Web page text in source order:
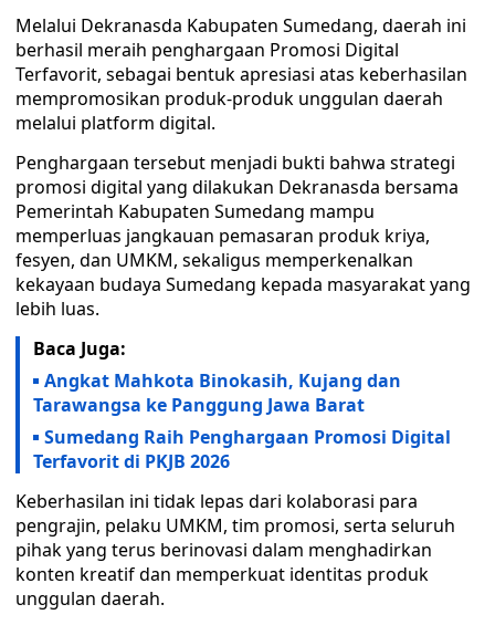
Melalui Dekranasda Kabupaten Sumedang, daerah ini
berhasil meraih penghargaan Promosi Digital
Terfavorit, sebagai bentuk apresiasi atas keberhasilan
mempromosikan produk-produk unggulan daerah
melalui platform digital.
Penghargaan tersebut menjadi bukti bahwa strategi
promosi digital yang dilakukan Dekranasda bersama
Pemerintah Kabupaten Sumedang mampu
memperluas jangkauan pemasaran produk kriya,
fesyen, dan UMKM, sekaligus memperkenalkan
kekayaan budaya Sumedang kepada masyarakat yang
lebih luas.
Baca Juga:
Angkat Mahkota Binokasih, Kujang dan
Tarawangsa ke Panggung Jawa Barat
Sumedang Raih Penghargaan Promosi Digital
Terfavorit di PKJB 2026
Keberhasilan ini tidak lepas dari kolaborasi para
pengrajin, pelaku UMKM, tim promosi, serta seluruh
pihak yang terus berinovasi dalam menghadirkan
konten kreatif dan memperkuat identitas produk
unggulan daerah.